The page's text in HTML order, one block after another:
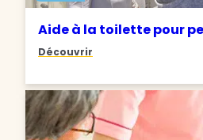
Aide à la toilette pour
Découvrir